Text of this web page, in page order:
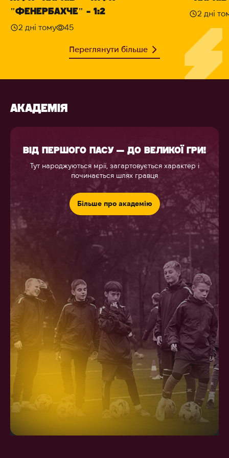
"ФЕНЕРБАХЧЕ" - 1:2
2 дні тому 45
2 дні
Переглянути більше
АКАДЕМІЯ
ВІД ПЕРШОГО ПАСУ — ДО ВЕЛИКОЇ ГРИ!
Тут народжуються мрії, загартовується характер і
починається шлях гравця
Більше про академію